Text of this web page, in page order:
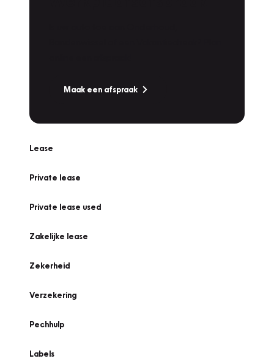
Maak een afspraak
Lease
Private lease
Private lease used
Zakelijke lease
Zekerheid
Verzekering
Pechhulp
Labels